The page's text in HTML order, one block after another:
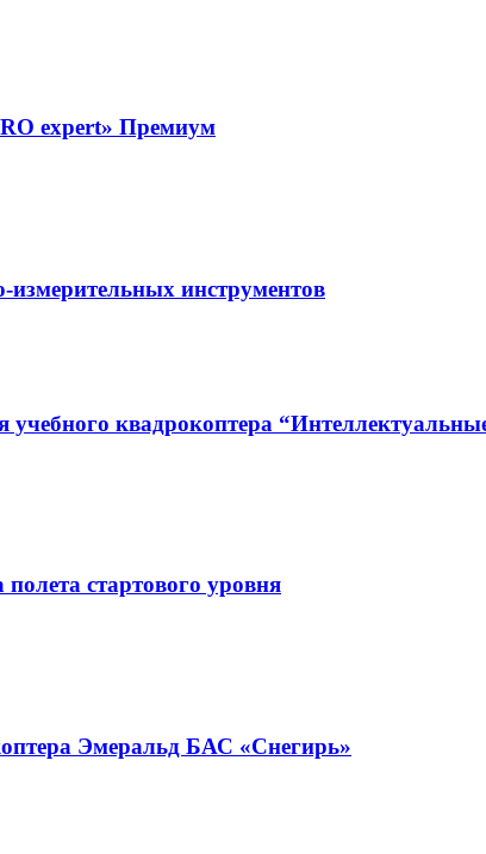
expert» Премиум
измерительных инструментов
квадрокоптера
стартового уровня
Эмеральд БАС «Снегирь»